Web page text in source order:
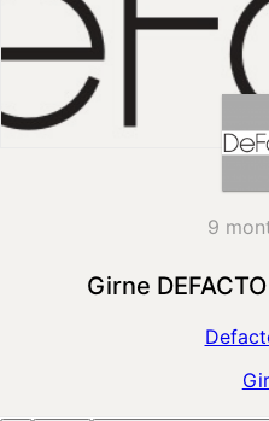
9
Girne DEFACTO